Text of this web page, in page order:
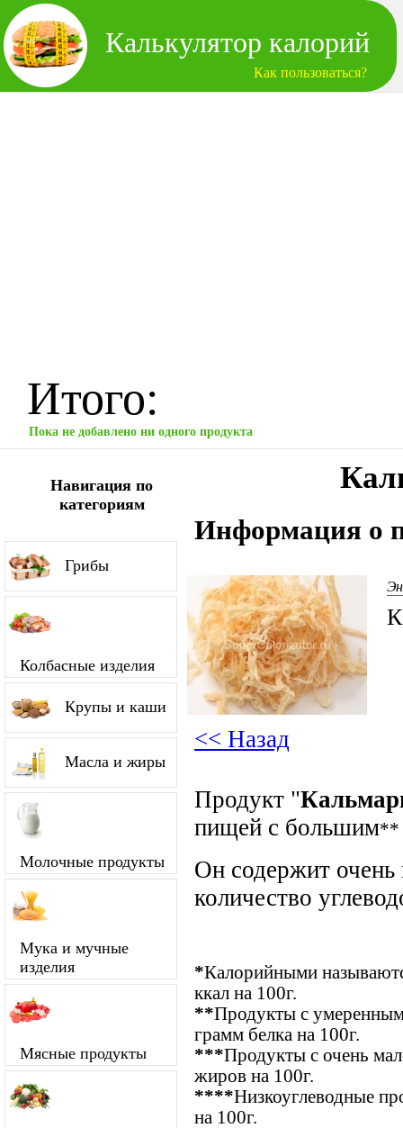
Калькулятор калорий
Как пользоваться?
Итого:
Пока не добавлено ни одного продукта
Навигация по
категориям
Грибы
Колбасные изделия
Крупы и каши
Масла и жиры
Молочные продукты
Мука и мучные
изделия
Мясные продукты
Информация о
<< Назад
Продукт "
пищей с большим**
Он содержит очень
количество
*Калорийными
ккал на 100г.
**Продукты с
грамм белка на 100г.
***Продукты с очень
жиров на 100г.
****Низкоуглеводные
на 100г.